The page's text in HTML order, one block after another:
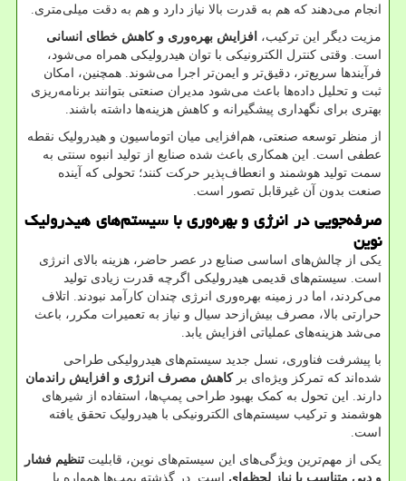
انجام می‌دهند که هم به قدرت بالا نیاز دارد و هم به دقت میلی‌متری.
مزیت دیگر این ترکیب، افزایش بهره‌وری و کاهش خطای انسانی
است. وقتی کنترل الکترونیکی با توان هیدرولیکی همراه می‌شود،
فرآیندها سریع‌تر، دقیق‌تر و ایمن‌تر اجرا می‌شوند. همچنین، امکان
ثبت و تحلیل داده‌ها باعث می‌شود مدیران صنعتی بتوانند برنامه‌ریزی
بهتری برای نگهداری پیشگیرانه و کاهش هزینه‌ها داشته باشند.
از منظر توسعه صنعتی، هم‌افزایی میان اتوماسیون و هیدرولیک نقطه
عطفی است. این همکاری باعث شده صنایع از تولید انبوه سنتی به
سمت تولید هوشمند و انعطاف‌پذیر حرکت کنند؛ تحولی که آینده
صنعت بدون آن غیرقابل تصور است.
صرفه‌جویی در انرژی و بهره‌وری با سیستم‌های هیدرولیک
نوین
یکی از چالش‌های اساسی صنایع در عصر حاضر، هزینه بالای انرژی
است. سیستم‌های قدیمی هیدرولیکی اگرچه قدرت زیادی تولید
می‌کردند، اما در زمینه بهره‌وری انرژی چندان کارآمد نبودند. اتلاف
حرارتی بالا، مصرف بیش‌ازحد سیال و نیاز به تعمیرات مکرر، باعث
می‌شد هزینه‌های عملیاتی افزایش یابد.
با پیشرفت فناوری، نسل جدید سیستم‌های هیدرولیکی طراحی
شده‌اند که تمرکز ویژه‌ای برکاهش مصرف انرژی و افزایش راندمان
دارند. این تحول به کمک بهبود طراحی پمپ‌ها، استفاده از شیرهای
هوشمند و ترکیب سیستم‌های الکترونیکی با هیدرولیک تحقق یافته
است.
یکی از مهم‌ترین ویژگی‌های این سیستم‌های نوین، قابلیت تنظیم فشار
و دبی متناسب با نیاز لحظه‌ای است. در گذشته پمپ‌ها همواره با